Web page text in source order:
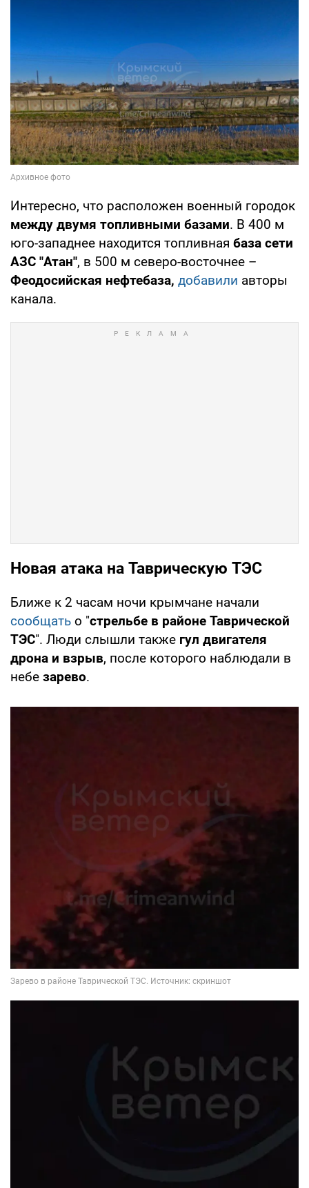
Интересно, что расположен военный городок
между двумя топливными базами. В 400 м
юго-западнее находится топливная база сети
АЗС "Атан", в 500 м северо-восточнее –
Феодосийская нефтебаза, добавили авторы
канала.
Новая атака на Таврическую ТЭС
Ближе к 2 часам ночи крымчане начали
сообщать о "стрельбе в районе Таврической
ТЭС". Люди слышли также гул двигателя
дрона и взрыв, после которого наблюдали в
небе зарево.